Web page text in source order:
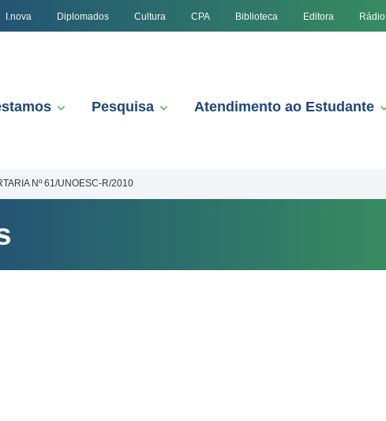
I.nova Diplomados Cultura CPA Biblioteca Editora Rádio
Pesquisa Atendimento ao Estudante
Nº 61/UNOESC-R/2010